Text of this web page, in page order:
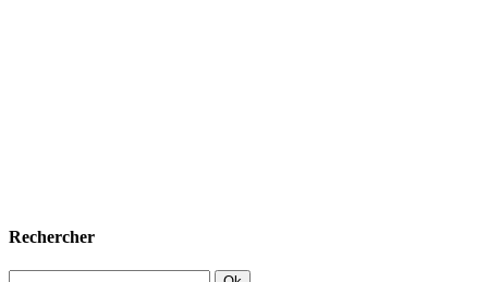
Rechercher